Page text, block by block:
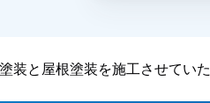
い！お
はもちろん無
装と屋根塗装を施工させてい